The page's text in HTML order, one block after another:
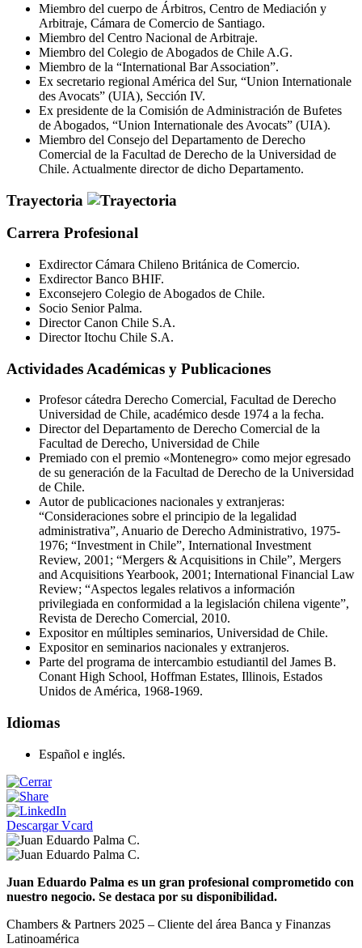
Miembro del cuerpo de Árbitros, Centro de Mediación y
Arbitraje, Cámara de Comercio de Santiago.
Miembro del Centro Nacional de Arbitraje.
Miembro del Colegio de Abogados de Chile A.G.
Miembro de la “International Bar Association”.
Ex secretario regional América del Sur, “Union Internationale
des Avocats” (UIA), Sección IV.
Ex presidente de la Comisión de Administración de Bufetes
de Abogados, “Union Internationale des Avocats” (UIA).
Miembro del Consejo del Departamento de Derecho
Comercial de la Facultad de Derecho de la Universidad de
Chile. Actualmente director de dicho Departamento.
Trayectoria
Carrera Profesional
Exdirector Cámara Chileno Británica de Comercio.
Exdirector Banco BHIF.
Exconsejero Colegio de Abogados de Chile.
Socio Senior Palma.
Director Canon Chile S.A.
Director Itochu Chile S.A.
Actividades Académicas y Publicaciones
Profesor cátedra Derecho Comercial, Facultad de Derecho
Universidad de Chile, académico desde 1974 a la fecha.
Director del Departamento de Derecho Comercial de la
Facultad de Derecho, Universidad de Chile
Premiado con el premio «Montenegro» como mejor egresado
de su generación de la Facultad de Derecho de la Universidad
de Chile.
Autor de publicaciones nacionales y extranjeras:
“Consideraciones sobre el principio de la legalidad
administrativa”, Anuario de Derecho Administrativo, 1975-
1976; “Investment in Chile”, International Investment
Review, 2001; “Mergers & Acquisitions in Chile”, Mergers
and Acquisitions Yearbook, 2001; International Financial Law
Review; “Aspectos legales relativos a información
privilegiada en conformidad a la legislación chilena vigente”,
Revista de Derecho Comercial, 2010.
Expositor en múltiples seminarios, Universidad de Chile.
Expositor en seminarios nacionales y extranjeros.
Parte del programa de intercambio estudiantil del James B.
Conant High School, Hoffman Estates, Illinois, Estados
Unidos de América, 1968-1969.
Idiomas
Español e inglés.
Descargar Vcard
Juan Eduardo Palma es un gran profesional comprometido con
nuestro negocio. Se destaca por su disponibilidad.
Chambers & Partners 2025 – Cliente del área Banca y Finanzas
Latinoamérica